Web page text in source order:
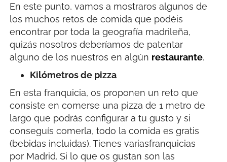
En este punto, vamos a mostraros algunos de
los muchos retos de comida que podéis
encontrar por toda la geografía madrileña,
quizás nosotros deberíamos de patentar
alguno de los nuestros en algún restaurante.
Kilómetros de pizza
En esta franquicia, os proponen un reto que
consiste en comerse una pizza de 1 metro de
largo que podrás configurar a tu gusto y si
conseguís comerla, todo la comida es gratis
(bebidas incluidas). Tienes variasfranquicias
por Madrid. Si lo que os gustan son las